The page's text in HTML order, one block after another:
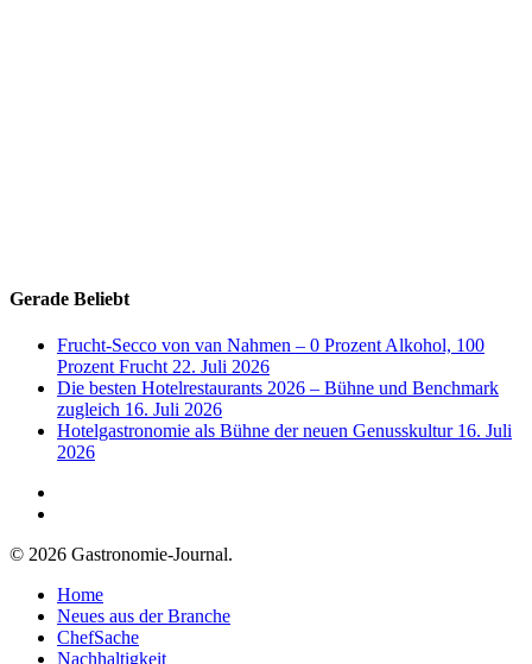
Gerade Beliebt
Frucht-Secco von van Nahmen – 0 Prozent Alkohol, 100
Prozent Frucht 22. Juli 2026
Die besten Hotelrestaurants 2026 – Bühne und Benchmark
zugleich 16. Juli 2026
Hotelgastronomie als Bühne der neuen Genusskultur 16. Juli
2026
© 2026 Gastronomie-Journal.
Home
Neues aus der Branche
ChefSache
Nachhaltigkeit